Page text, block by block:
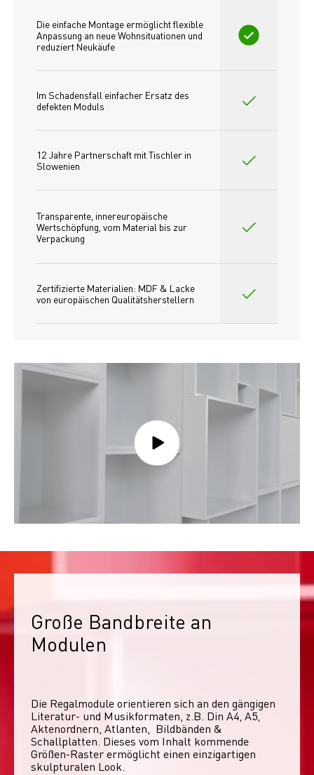
Die einfache Montage ermöglicht flexible
Anpassung an neue Wohnsituationen und
reduziert Neukäufe
Im Schadensfall einfacher Ersatz des
defekten Moduls
12 Jahre Partnerschaft mit Tischler in
Slowenien
Transparente, innereuropäische
Wertschöpfung, vom Material bis zur
Verpackung
Zertifizierte Materialien: MDF & Lacke
von europäischen Qualitätsherstellern
Große Bandbreite an
Modulen
Die Regalmodule orientieren sich an den gängigen
Literatur- und Musikformaten, z.B. Din A4, A5,
Aktenordnern, Atlanten,  Bildbänden &
Schallplatten. Dieses vom Inhalt kommende
Größen-Raster ermöglicht einen einzigartigen
skulpturalen Look.